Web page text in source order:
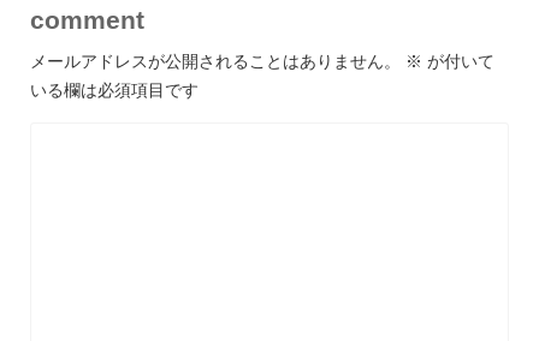
comment
メールアドレスが公開されることはありません。 ※ が付いて
いる欄は必須項目です